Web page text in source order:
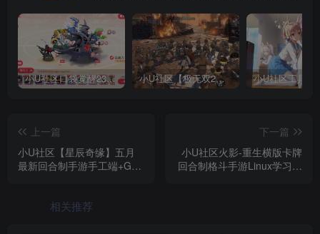
小U社区口袋觉醒23SS魔改版服务端横版卡牌手游+Linux手工服务端+GM授权后台+搭建视频 小U社区【极无双2完整版】3D动作ARPG手游+Linux学习手工端+GM授权后台+视频教程
上一篇
小U社区【星辰奇缘】五月
最新回合制手游手工端+GM
下一篇
小U社区火影-重生横版卡牌
回合制格斗手游Linux学习手
相关推荐